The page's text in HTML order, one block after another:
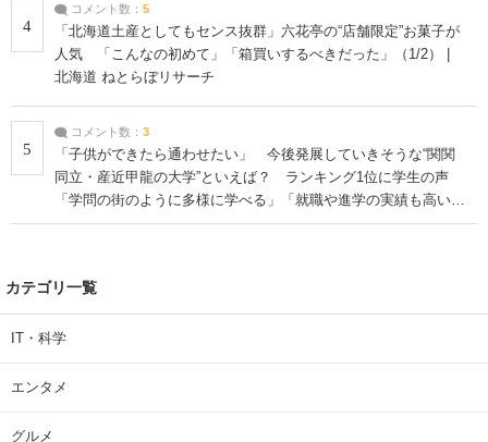
4
コメント数： 5
「北海道土産としてもセンス抜群」六花亭の“店舗限定”お菓子が
人気 「こんなの初めて」「箱買いするべきだった」（1/2） |
北海道 ねとらぼリサーチ
5
コメント数： 3
「子供ができたら通わせたい」 今後発展していきそうな“関関
同立・産近甲龍の大学”といえば？ ランキング1位に学生の声
「学問の街のように多様に学べる」「就職や進学の実績も高い」
| 大学 ねとらぼリサーチ
カテゴリ一覧
IT・科学
エンタメ
グルメ